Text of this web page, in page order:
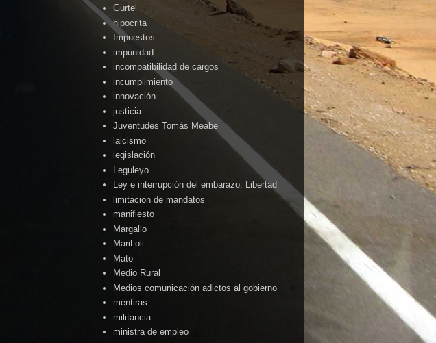
Gürtel
hipocrita
Impuestos
impunidad
incompatibilidad de cargos
incumplimiento
innovación
justicia
Juventudes Tomás Meabe
laicismo
legislación
Leguleyo
Ley e interrupción del embarazo. Libertad
limitacion de mandatos
manifiesto
Margallo
MariLoli
Mato
Medio Rural
Medios comunicación adictos al gobierno
mentiras
militancia
ministra de empleo